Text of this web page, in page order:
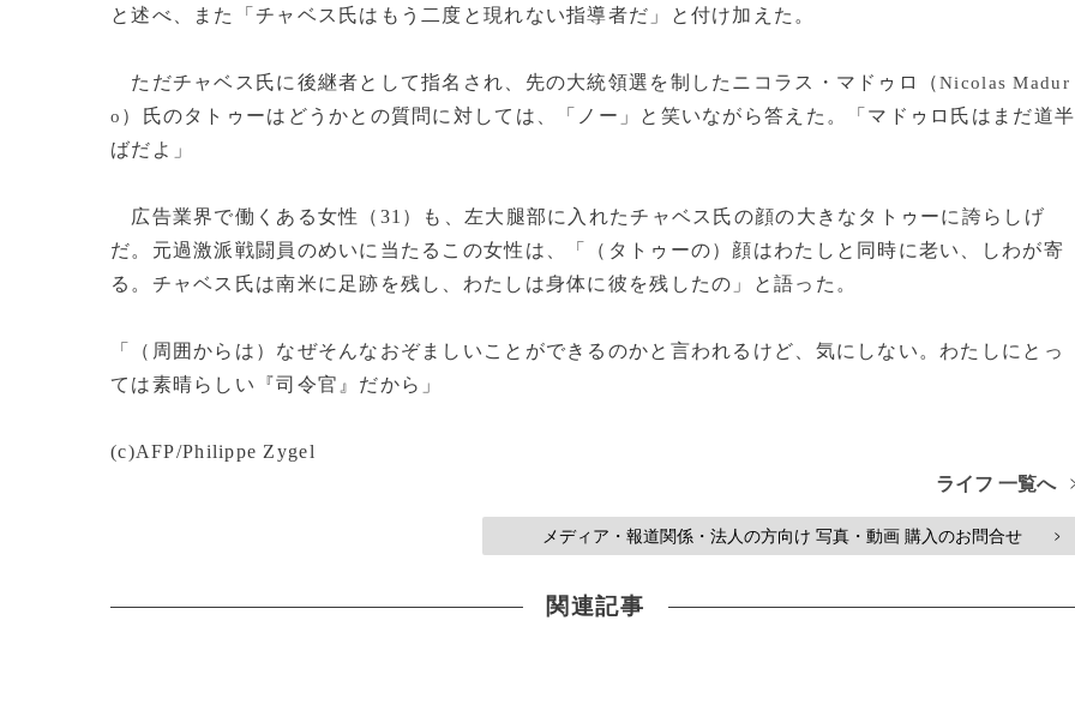
と述べ、また「チャベス氏はもう二度と現れない指導者だ」と付け加えた。
ただチャベス氏に後継者として指名され、先の大統領選を制したニコラス・マドゥロ（Nicolas Madur
o ）氏のタトゥーはどうかとの質問に対しては、「ノー」と笑いながら答えた。「マドゥロ氏はまだ道半
ばだよ」
広告業界で働くある女性（31）も、左大腿部に入れたチャベス氏の顔の大きなタトゥーに誇らしげ
だ。元過激派戦闘員のめいに当たるこの女性は、「（タトゥーの）顔はわたしと同時に老い、しわが寄
る。チャベス氏は南米に足跡を残し、わたしは身体に彼を残したの」と語った。
「（周囲からは）なぜそんなおぞましいことができるのかと言われるけど、気にしない。わたしにとっ
ては素晴らしい『司令官』だから」
(c)AFP/Philippe Zygel
ライフ 一覧へ
メディア・報道関係・法人の方向け 写真・動画 購入のお問合せ >
関連記事